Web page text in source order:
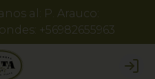
al: P. Arauco:
+56982655963